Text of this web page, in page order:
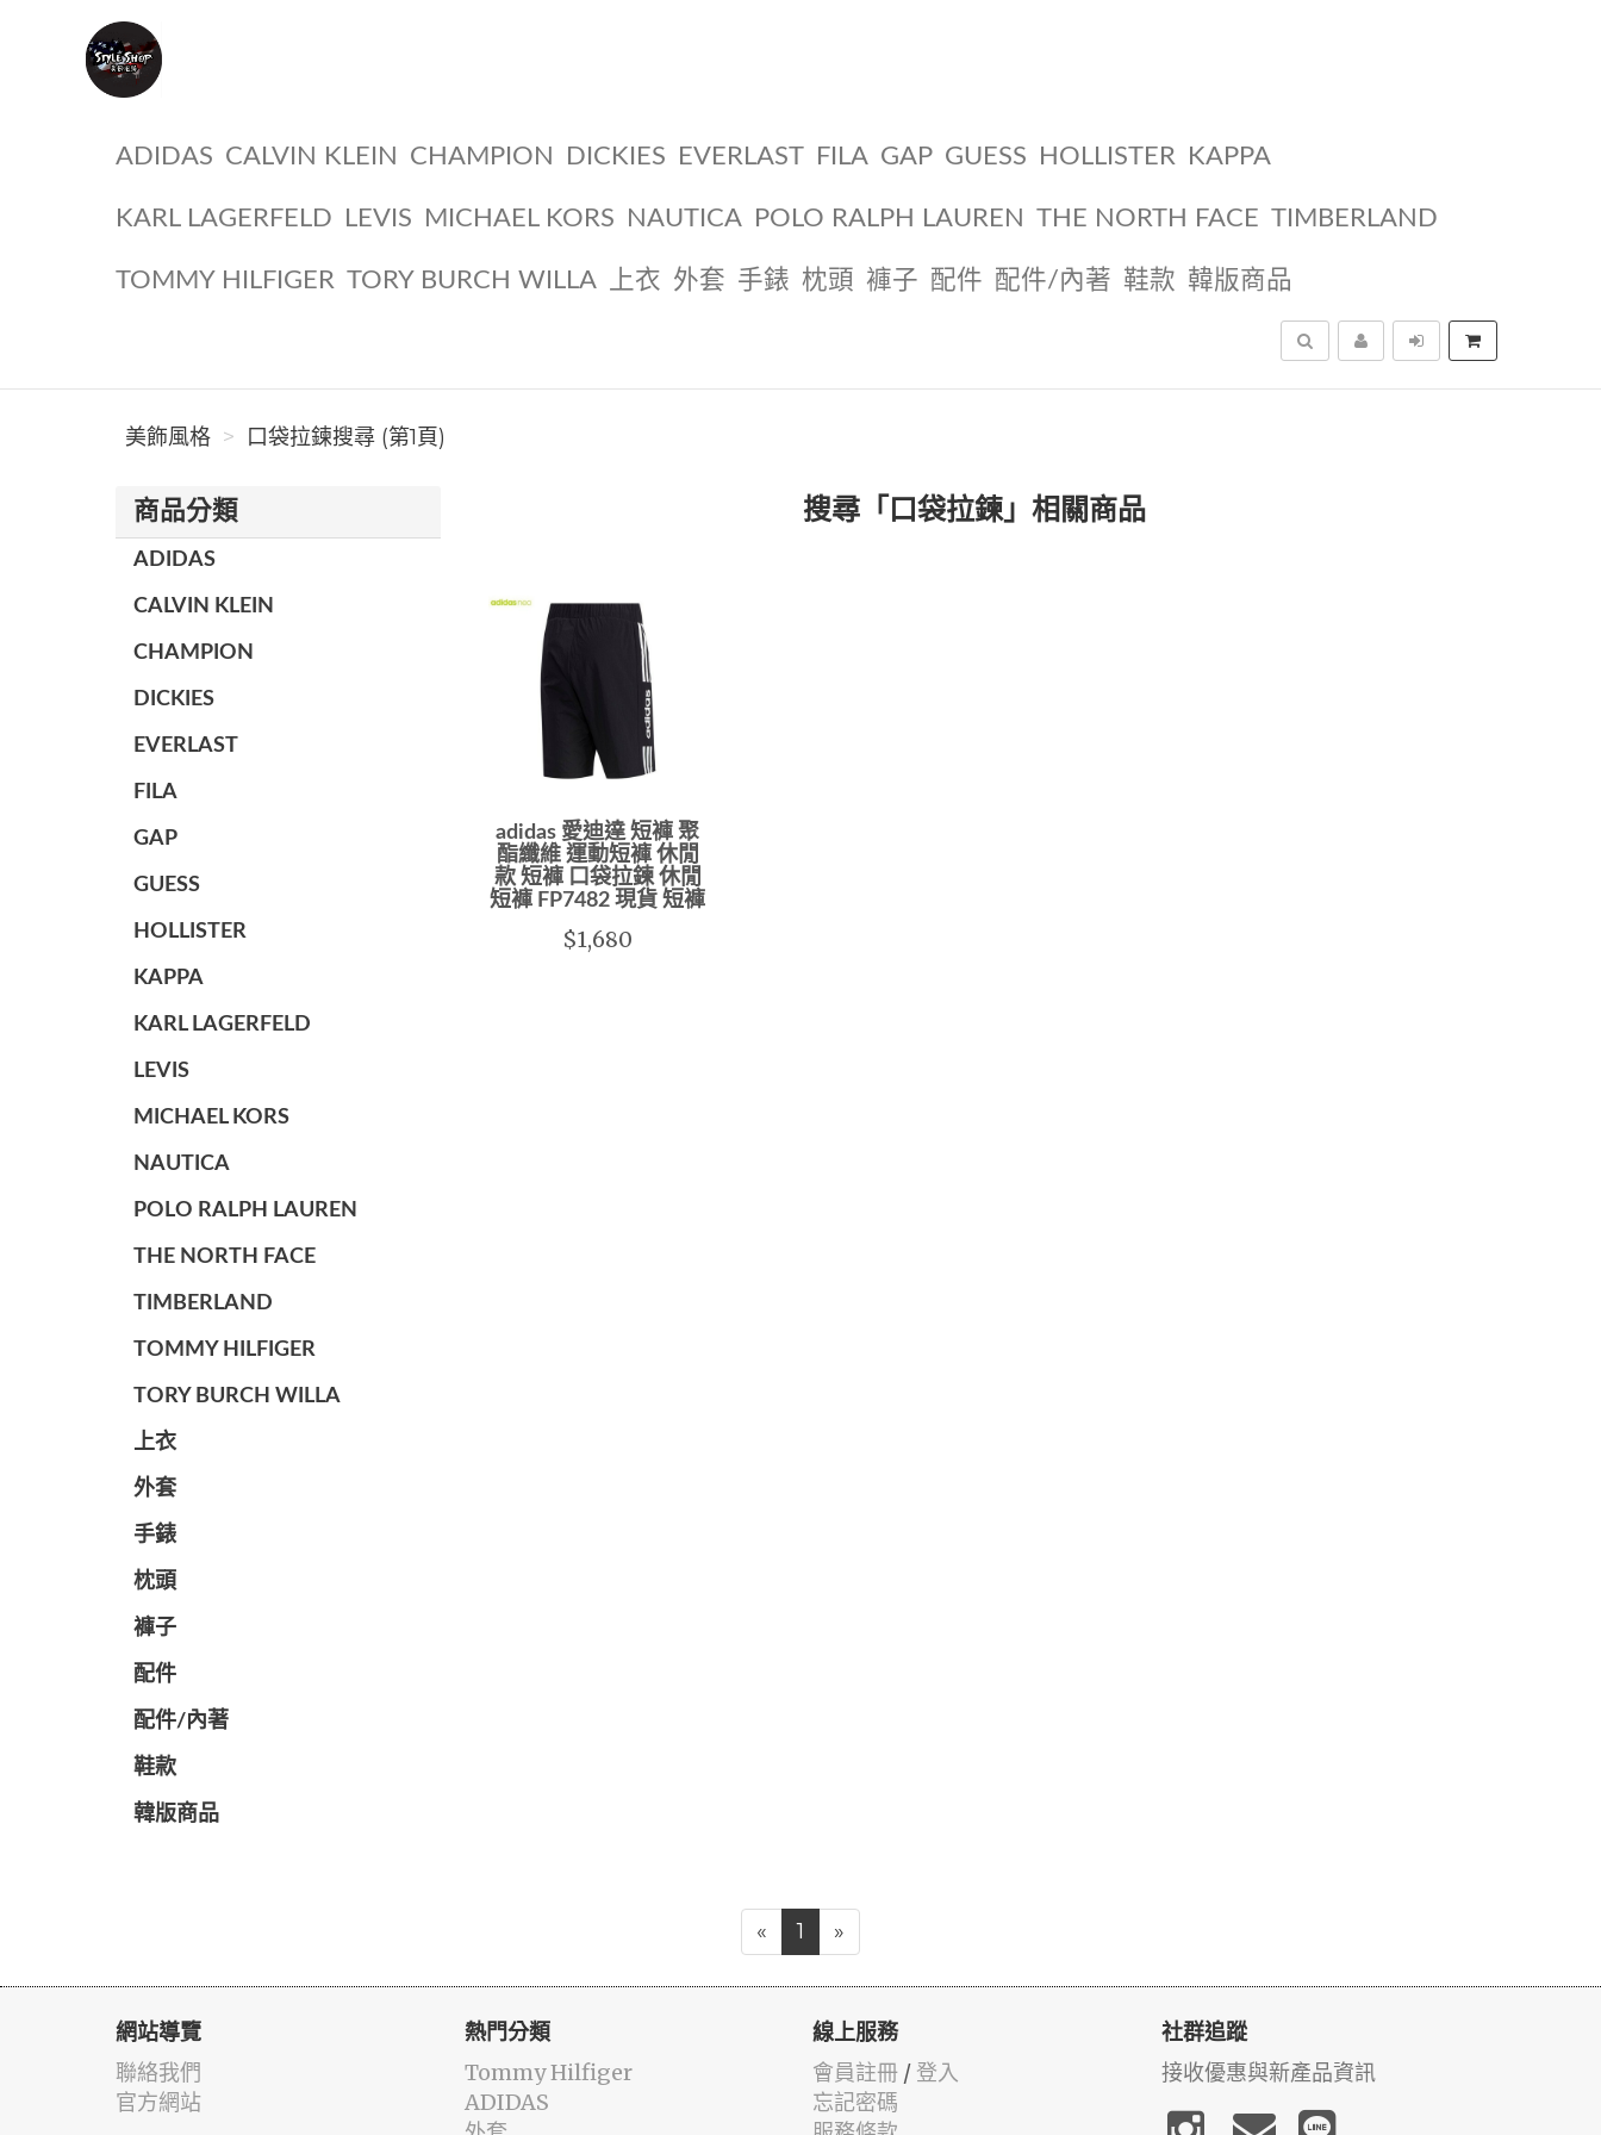
ADIDAS CALVIN KLEIN CHAMPION DICKIES EVERLAST FILA GAP GUESS HOLLISTER KAPPA
KARL LAGERFELD LEVIS MICHAEL KORS NAUTICA POLO RALPH LAUREN THE NORTH FACE TIMBERLAND
TOMMY HILFIGER TORY BURCH WILLA 上衣 外套 手錶 枕頭 褲子 配件 配件/內著 鞋款 韓版商品
搜尋
美飾風格 口袋拉鍊搜尋 (第1頁)
商品分類
ADIDAS
CALVIN KLEIN
CHAMPION
DICKIES
EVERLAST
FILA
GAP
GUESS
HOLLISTER
KAPPA
KARL LAGERFELD
LEVIS
MICHAEL KORS
NAUTICA
POLO RALPH LAUREN
THE NORTH FACE
TIMBERLAND
TOMMY HILFIGER
TORY BURCH WILLA
上衣
外套
手錶
枕頭
褲子
配件
配件/內著
鞋款
韓版商品
搜尋「口袋拉鍊」相關商品
adidas 愛迪達 短褲 聚
酯纖維 運動短褲 休閒
款 短褲 口袋拉鍊 休閒
短褲 FP7482 現貨 短褲
$1,680
« 1 »
網站導覽
聯絡我們
官方網站
熱門分類
Tommy Hilfiger
ADIDAS
線上服務
會員註冊 / 登入
忘記密碼
社群追蹤
接收優惠與新產品資訊